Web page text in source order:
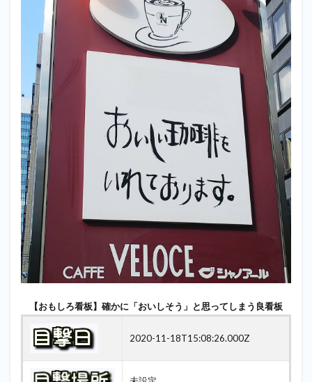
【おもしろ看板】確かに「おいしそう」と思ってしまう良看板
2020-11-18T15:08:26.000Z